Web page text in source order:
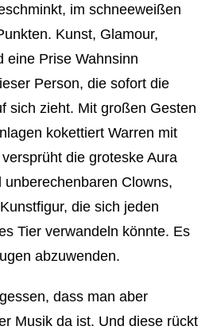
im schneeweißen
Kunst, Glamour,
eine Prise Wahnsinn
Person, die sofort die
sich zieht. Mit großen Gesten
kokettiert Warren mit
die groteske Aura
Clowns,
die sich jeden
Tier verwandeln könnte. Es
abzuwenden.
dass man aber
Musik da ist. Und diese rückt